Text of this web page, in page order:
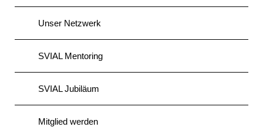
Unser Netzwerk
SVIAL Mentoring
SVIAL Jubiläum
Mitglied werden